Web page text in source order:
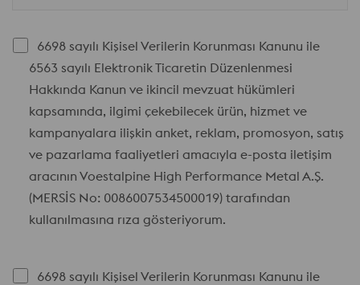
6698 sayılı Kişisel Verilerin Korunması Kanunu ile
6563 sayılı Elektronik Ticaretin Düzenlenmesi
Hakkında Kanun ve ikincil mevzuat hükümleri
kapsamında, ilgimi çekebilecek ürün, hizmet ve
kampanyalara ilişkin anket, reklam, promosyon, satış
ve pazarlama faaliyetleri amacıyla e-posta iletişim
aracının Voestalpine High Performance Metal A.Ş.
(MERSİS No: 0086007534500019) tarafından
kullanılmasına rıza gösteriyorum.
6698 sayılı Kişisel Verilerin Korunması Kanunu ile